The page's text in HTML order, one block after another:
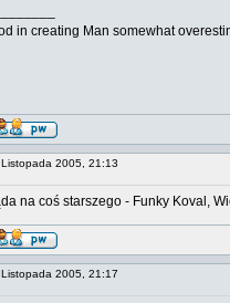
in creating Man somewhat
Listopada 2005, 21:13
na coś starszego - Funky Koval,
Listopada 2005, 21:17